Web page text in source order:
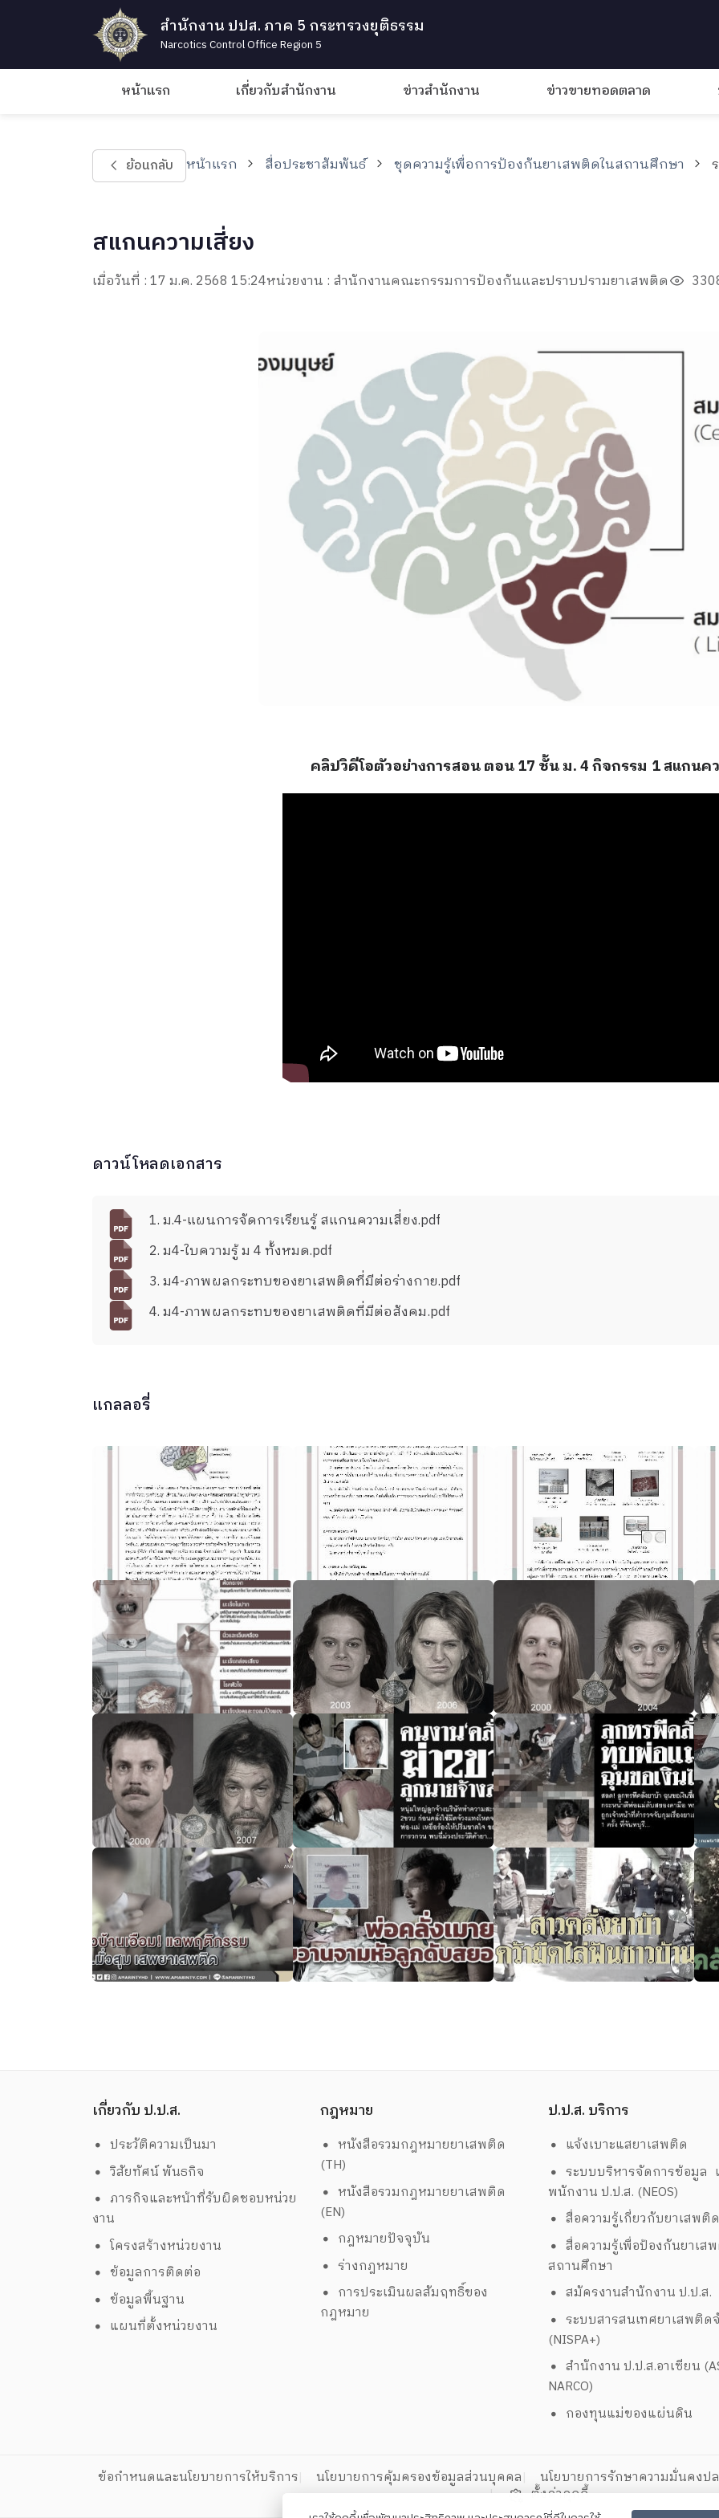
สำนักงาน ปปส. ภาค 5 กระทรวงยุติธรรม
Narcotics Control Office Region 5
หน้าแรก เกี่ยวกับสำนักงาน ข่าวสำนักงาน ข่าวขายทอดตลาด
ย้อนกลับ หน้าแรก สื่อประชาสัมพันธ์ ชุดความรู้เพื่อการป้องกันยาเสพติดในสถานศึกษา
สแกนความเสี่ยง
เมื่อวันที่ : 17 ม.ค. 2568 15:24หน่วยงาน : สำนักงานคณะกรรมการป้องกันและปราบปรามยาเสพติด
คลิปวิดีโอตัวอย่างการสอน ตอน 17 ชั้น ม. 4 กิจกรรม 1 สแกนค
ดาวน์โหลดเอกสาร
1. ม.4-แผนการจัดการเรียนรู้ สแกนความเสี่ยง.pdf
2. ม4-ใบความรู้ ม 4 ทั้งหมด.pdf
3. ม4-ภาพผลกระทบของยาเสพติดที่มีต่อร่างกาย.pdf
4. ม4-ภาพผลกระทบของยาเสพติดที่มีต่อสังคม.pdf
แกลลอรี่
เกี่ยวกับ ป.ป.ส.
ประวัติความเป็นมา
วิสัยทัศน์ พันธกิจ
ภารกิจและหน้าที่รับผิดชอบหน่วย
งาน
โครงสร้างหน่วยงาน
ข้อมูลการติดต่อ
ข้อมูลพื้นฐาน
แผนที่ตั้งหน่วยงาน
กฎหมาย
หนังสือรวมกฎหมายยาเสพติด
(TH)
หนังสือรวมกฎหมายยาเสพติด
(EN)
กฎหมายปัจจุบัน
ร่างกฎหมาย
การประเมินผลสัมฤทธิ์ของ
กฎหมาย
ป.ป.ส. บริการ
แจ้งเบาะแสยาเสพติด
ระบบบริหารจัดการข้อมูล
พนักงาน ป.ป.ส. (NEOS)
สื่อความรู้เกี่ยวกับยาเสพติด
สื่อความรู้เพื่อป้องกันยาเส
สถานศึกษา
สมัครงานสำนักงาน ป.ป.ส.
ระบบสารสนเทศยาเสพติด
(NISPA+)
สำนักงาน ป.ป.ส.อาเซียน
NARCO)
กองทุนแม่ของแผ่นดิน
ข้อกำหนดและนโยบายการให้บริการ นโยบายการคุ้มครองข้อมูลส่วนบุคคล นโยบายการรักษาความมั่นคงป
ตั้งค่าคุกกี้